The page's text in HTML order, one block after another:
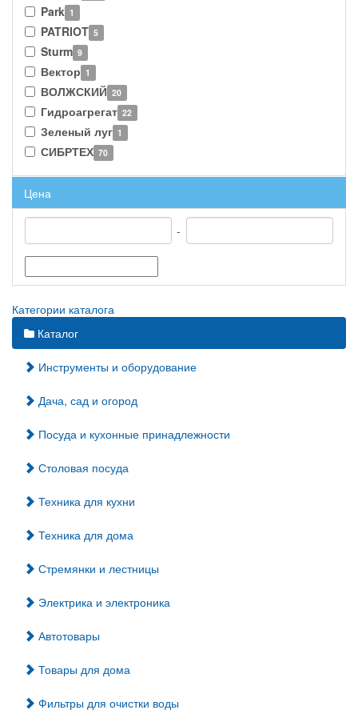
Park 1
PATRIOT 5
Sturm 9
Вектор 1
ВОЛЖСКИЙ 20
Гидроагрегат 22
Зеленый луг 1
СИБРТЕХ 70
Цена
-
Категории каталога
Каталог
Инструменты и оборудование
Дача, сад и огород
Посуда и кухонные принадлежности
Столовая посуда
Техника для кухни
Техника для дома
Стремянки и лестницы
Электрика и электроника
Автотовары
Товары для дома
Фильтры для очистки воды